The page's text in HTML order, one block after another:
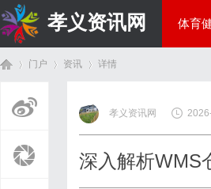
孝义资讯网 体育
门户 资讯
›
详情
孝义资讯网
深入解析WMS